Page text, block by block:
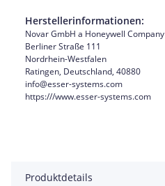
Herstellerinformationen:
Novar GmbH a Honeywell Company
Berliner Straße 111
Nordrhein-Westfalen
Ratingen, Deutschland, 40880
info@esser-systems.com
https:///www.esser-systems.com
Produktdetails